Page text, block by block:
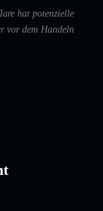
hat potenzielle
vor dem Handeln